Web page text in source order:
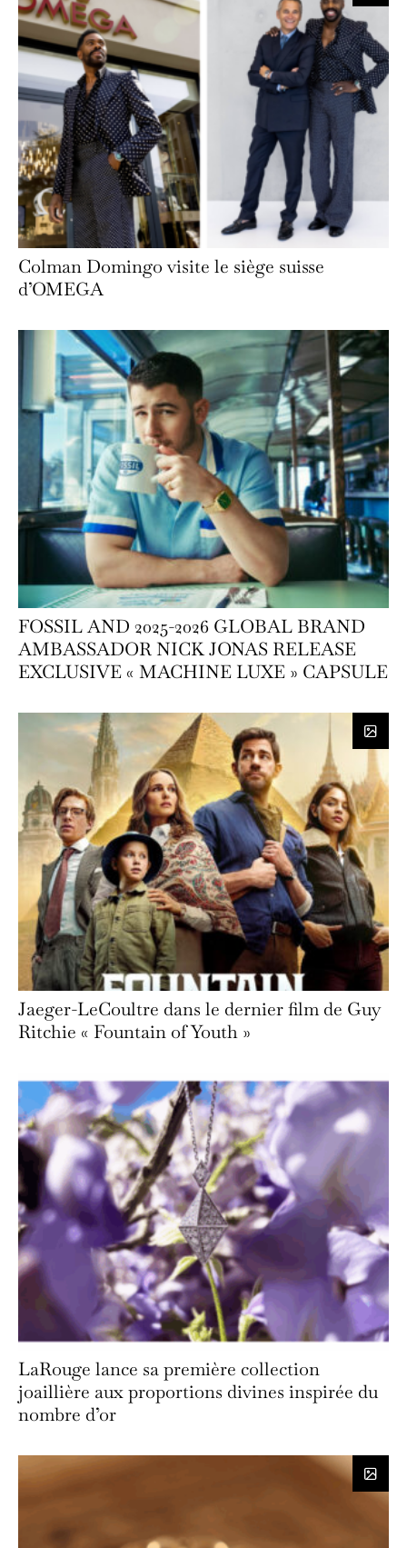
Colman Domingo visite le siège suisse
d’OMEGA
FOSSIL AND 2025-2026 GLOBAL BRAND
AMBASSADOR NICK JONAS RELEASE
EXCLUSIVE « MACHINE LUXE » CAPSULE
Jaeger-LeCoultre dans le dernier film de Guy
Ritchie « Fountain of Youth »
LaRouge lance sa première collection
joaillière aux proportions divines inspirée du
nombre d’or